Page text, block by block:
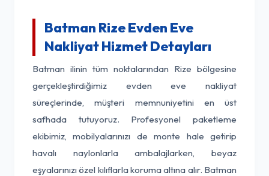
Batman Rize Evden Eve
Nakliyat Hizmet Detayları
Batman ilinin tüm noktalarından Rize bölgesine
gerçekleştirdiğimiz evden eve nakliyat
süreçlerinde, müşteri memnuniyetini en üst
safhada tutuyoruz. Profesyonel paketleme
ekibimiz, mobilyalarınızı de monte hale getirip
havalı naylonlarla ambalajlarken, beyaz
eşyalarınızı özel kılıflarla koruma altına alır. Batman